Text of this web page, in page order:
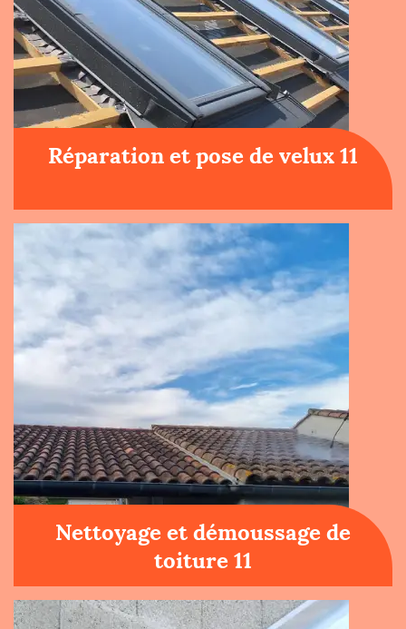
Réparation et pose de velux 11
Nettoyage et démoussage de
toiture 11